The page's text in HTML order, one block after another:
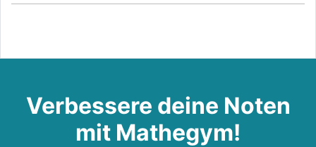
Verbessere deine Noten
mit Mathegym!